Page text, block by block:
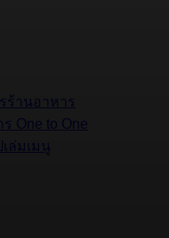
ร้านอาหาร
One to One